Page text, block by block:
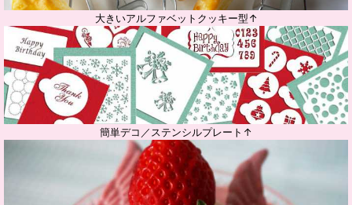
大きいアルファベットクッキー型↑
簡単デコ／ステンシルプレート↑